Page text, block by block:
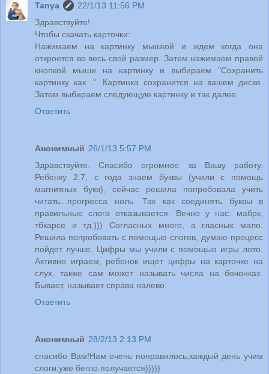
Tanya
22/1/13 11:56 PM
Здравствуйте!
Чтобы скачать карточки:
Нажимаем на картинку мышкой и ждем когда она
откроется во весь свой размер. Затем нажимаем правой
кнопкой мыши на картинку и выбираем "Сохранить
картинку как...". Картинка сохранится на вашем диске.
Затем выбираем следующую картинку и так далее.
Ответить
Анонимный 26/1/13 5:57 PM
Здравствуйте. Спасибо огромное за Вашу работу.
Ребенку 2.7, с года знаем буквы (учили с помощь
магнитных букв), сейчас решила попробовала учить
читать...прогресса ноль. Так как соединять буквы в
правильные слога отказывается. Вечно у нас: мабрк,
тбкарсе и тд.))) Согласных много, а гласных мало.
Решила попробовать с помощью слогов, думаю процесс
пойдет лучше. Цифры мы учили с помощью игры лото.
Активно играем, ребенок ищет цифры на карточке на
слух, также сам может называть числа на бочонках.
Бывает, называет справа налево.
Ответить
Анонимный 28/2/13 2:13 PM
спасибо Вам!Нам очень понравилось,каждый день учим
слоги,уже бегло получается)))))